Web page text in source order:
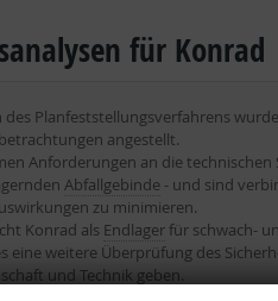
für Konrad
des Planfeststellungsverfahrens
angestellt.
Anforderungen an die
Abfallgebinde - und sind
zu minimieren.
Konrad als Endlagerfür schwach-
eine weitere Überprüfung des
und Technik geben.